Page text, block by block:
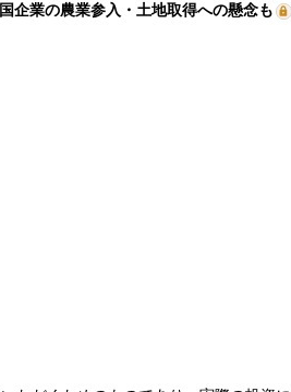
企業の農業参入・土地取得への懸念も